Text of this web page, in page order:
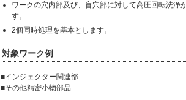
ワークの穴内部及び、盲穴部に対して高圧回転洗浄
す。
2個同時処理を基本とします。
対象ワーク例
■インジェクター関連部
■その他精密小物部品